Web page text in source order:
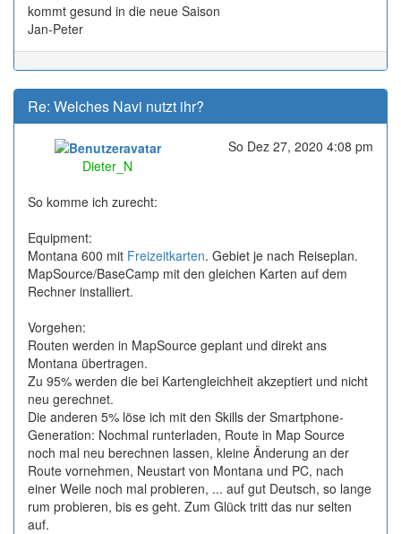
kommt gesund in die neue Saison
Jan-Peter
Re: Welches Navi nutzt ihr?
Dieter_N
So Dez 27, 2020 4:08 pm
So komme ich zurecht:
Equipment:
Montana 600 mit Freizeitkarten. Gebiet je nach Reiseplan.
MapSource/BaseCamp mit den gleichen Karten auf dem
Rechner installiert.
Vorgehen:
Routen werden in MapSource geplant und direkt ans
Montana übertragen.
Zu 95% werden die bei Kartengleichheit akzeptiert und nicht
neu gerechnet.
Die anderen 5% löse ich mit den Skills der Smartphone-
Generation: Nochmal runterladen, Route in Map Source
noch mal neu berechnen lassen, kleine Änderung an der
Route vornehmen, Neustart von Montana und PC, nach
einer Weile noch mal probieren, ... auf gut Deutsch, so lange
rum probieren, bis es geht. Zum Glück tritt das nur selten
auf.